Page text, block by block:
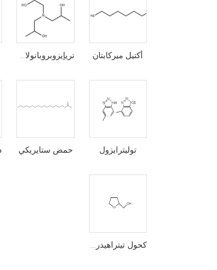
أكتيل ميركابتان
توليترايزول حمض ستايريكي